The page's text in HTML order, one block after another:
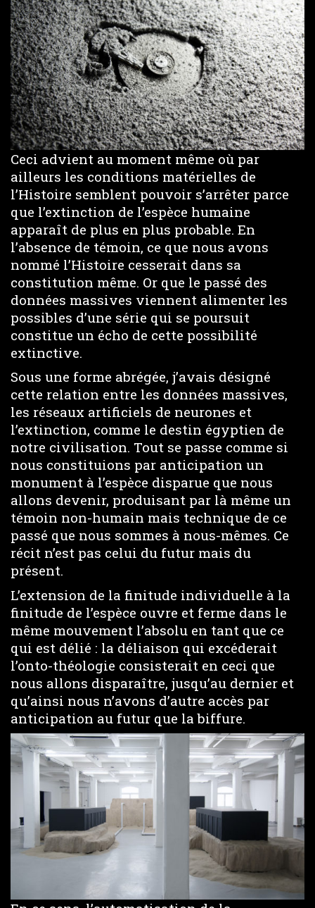
Ceci advient au moment même où par
ailleurs les conditions matérielles de
l’Histoire semblent pouvoir s’arrêter parce
que l’extinction de l’espèce humaine
apparaît de plus en plus probable. En
l’absence de témoin, ce que nous avons
nommé l’Histoire cesserait dans sa
constitution même. Or que le passé des
données massives viennent alimenter les
possibles d’une série qui se poursuit
constitue un écho de cette possibilité
extinctive.
Sous une forme abrégée, j’avais désigné
cette relation entre les données massives,
les réseaux artificiels de neurones et
l’extinction, comme le destin égyptien de
notre civilisation. Tout se passe comme si
nous constituions par anticipation un
monument à l’espèce disparue que nous
allons devenir, produisant par là même un
témoin non-humain mais technique de ce
passé que nous sommes à nous-mêmes. Ce
récit n’est pas celui du futur mais du
présent.
L’extension de la finitude individuelle à la
finitude de l’espèce ouvre et ferme dans le
même mouvement l’absolu en tant que ce
qui est délié : la déliaison qui excéderait
l’onto-théologie consisterait en ceci que
nous allons disparaître, jusqu’au dernier et
qu’ainsi nous n’avons d’autre accès par
anticipation au futur que la biffure.